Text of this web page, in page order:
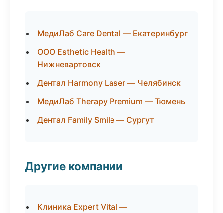
МедиЛаб Care Dental — Екатеринбург
ООО Esthetic Health —
Нижневартовск
Дентал Harmony Laser — Челябинск
МедиЛаб Therapy Premium — Тюмень
Дентал Family Smile — Сургут
Другие компании
Клиника Expert Vital —